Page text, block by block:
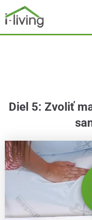
Diel 5: Zvoliť